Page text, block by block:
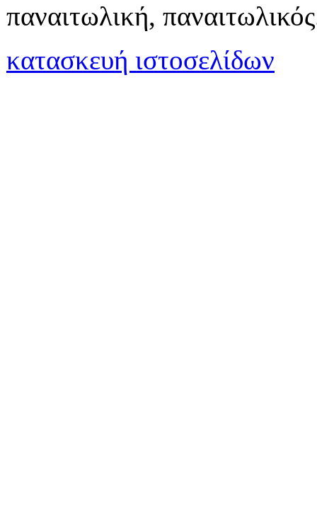
παναιτωλική,
κατασκευή ιστοσελίδων